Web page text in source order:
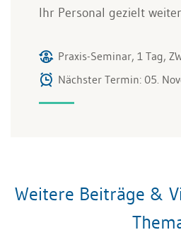
Ihr Personal gezielt
Praxis-Seminar, 1 Tag,
Nächster Termin: 05.
Weitere Beiträge &